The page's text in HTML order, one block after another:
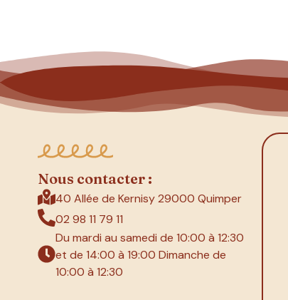
Nous contacter :
40 Allée de Kernisy 29000 Quimper
02 98 11 79 11
Du mardi au samedi de 10:00 à 12:30
et de 14:00 à 19:00 Dimanche de
10:00 à 12:30